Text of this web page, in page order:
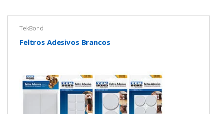
TekBond
Feltros Adesivos Brancos